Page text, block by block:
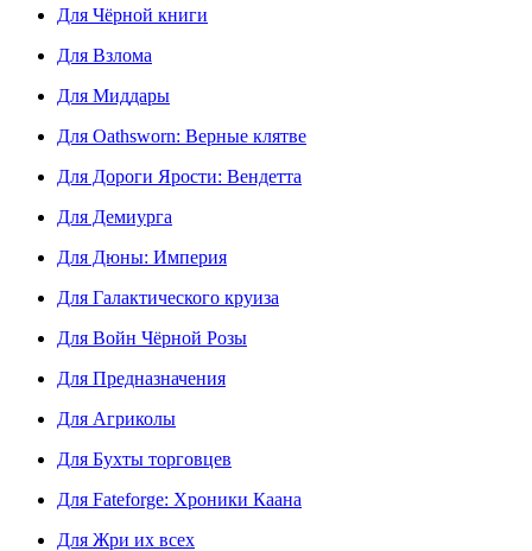
Для Чёрной книги
Для Взлома
Для Миддары
Для Oathsworn: Верные клятве
Для Дороги Ярости: Вендетта
Для Демиурга
Для Дюны: Империя
Для Галактического круиза
Для Войн Чёрной Розы
Для Предназначения
Для Агриколы
Для Бухты торговцев
Для Fateforge: Хроники Каана
Для Жри их всех